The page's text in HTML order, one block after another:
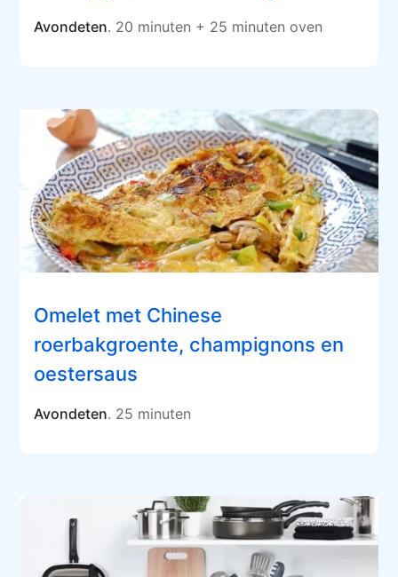
Avondeten. 20 minuten + 25 minuten oven
Omelet met Chinese
roerbakgroente, champignons en
oestersaus
Avondeten. 25 minuten